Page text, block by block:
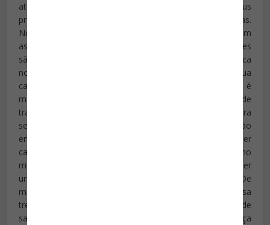
até nós para obter tranquilidade e esquecer seus
problemas, não para aprender sobre nossos problemas.
Nossos clientes nunca deveriam ser sobrecarregados com
as nossas dificuldades econômicas. Lembre-se: eles
são nossos convidados e não nossos conselheiros. Ética
no turismo requer que a sua vida pessoal fique em sua
casa. Se você está agitado demais para trabalhar, é
melhor ficar em casa. Uma vez que esteja no local de
trabalho, no entanto, tenha a responsabilidade moral para
se concentrar nas necessidades dos nossos clientes e não
em nossas próprias necessidades. A melhor maneira de ter
calma em uma crise é estar preparado. Por exemplo, no
mundo pós 11 de setembro toda comunidade precisa ter
um plano de segurança do turismo. De
maneira semelhante, a sua comunidade ou atração precisa
treinar funcionários sobre como lidar com os riscos de
saúde, mudanças de viagem, e questões de segurança